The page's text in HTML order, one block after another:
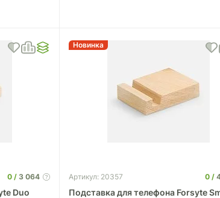
0 3 064
Duo
Новинка
Артикул: 20357 0
Подставка для телефона Forsyte